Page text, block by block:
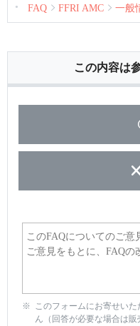
FAQ FFRI AMC 一般
この内容は
このフォームにお寄せい
ん（回答が必要な場合は販